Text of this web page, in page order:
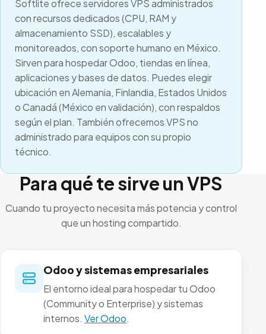
Softliteofrece servidores VPS administrados
con recursos dedicados (CPU, RAM y
almacenamiento SSD), escalables y
monitoreados, con soporte humano en México.
Sirven para hospedar Odoo, tiendas en línea,
aplicaciones y bases de datos. Puedes elegir
ubicación en Alemania, Finlandia, Estados Unidos
o Canadá (México en validación), con respaldos
según el plan. También ofrecemos VPS no
administrado para equipos con su propio
técnico.
Para qué te sirve un VPS
Cuando tu proyecto necesita más potencia y control
que un hosting compartido.
Odoo y sistemas empresariales
El entorno ideal para hospedar tu Odoo
(Community o Enterprise) y sistemas
internos. Ver Odoo.